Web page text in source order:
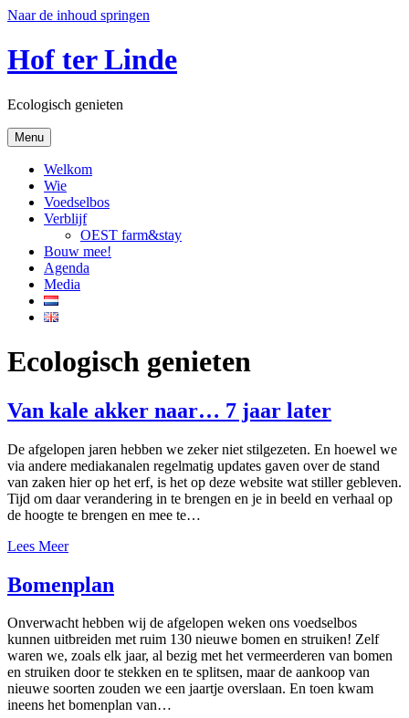
Naar de inhoud springen
Hof ter Linde
Ecologisch genieten
Menu
Welkom
Wie
Voedselbos
Verblijf
OEST farm&stay
Bouw mee!
Agenda
Media
Ecologisch genieten
Van kale akker naar… 7 jaar later
De afgelopen jaren hebben we zeker niet stilgezeten. En hoewel we
via andere mediakanalen regelmatig updates gaven over de stand
van zaken hier op het erf, is het op deze website wat stiller gebleven.
Tijd om daar verandering in te brengen en je in beeld en verhaal op
de hoogte te brengen en mee te…
Lees Meer
Bomenplan
Onverwacht hebben wij de afgelopen weken ons voedselbos
kunnen uitbreiden met ruim 130 nieuwe bomen en struiken! Zelf
waren we, zoals elk jaar, al bezig met het vermeerderen van bomen
en struiken door te stekken en te splitsen, maar de aankoop van
nieuwe soorten zouden we een jaartje overslaan. En toen kwam
ineens het bomenplan van…